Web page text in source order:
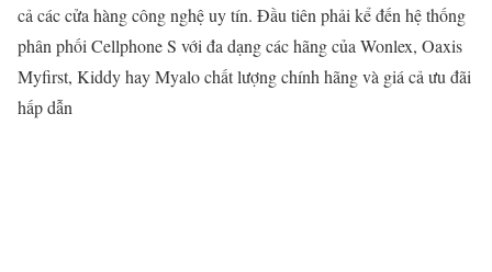
cả các cửa hàng công nghệ uy tín. Đầu tiên phải kể đến hệ thống
phân phối Cellphone S với đa dạng các hãng của Wonlex, Oaxis
Myfirst, Kiddy hay Myalo chất lượng chính hãng và giá cả ưu đãi
hấp dẫn